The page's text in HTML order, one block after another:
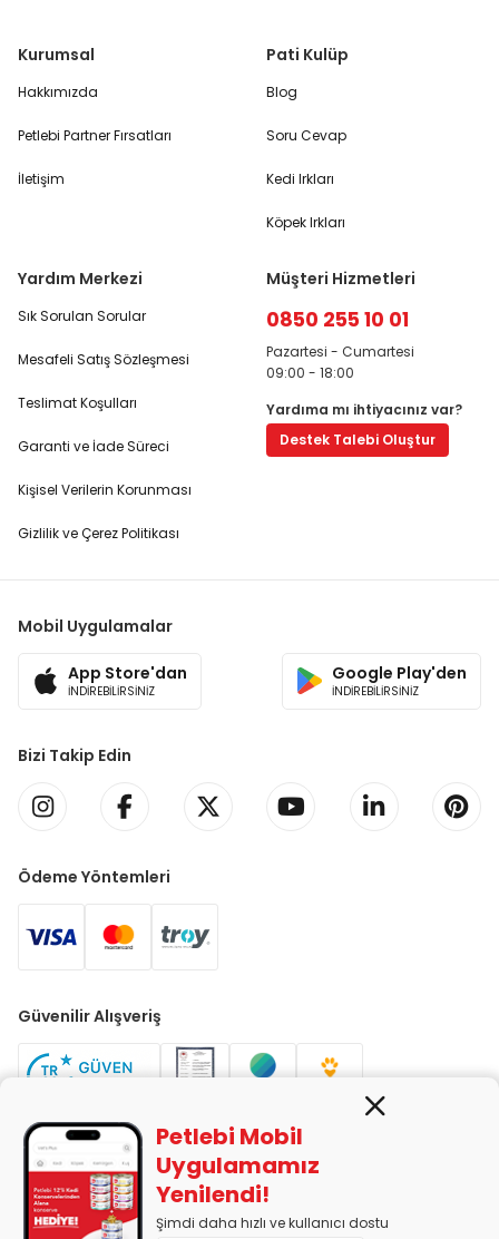
Kurumsal
Hakkımızda
Petlebi Partner Fırsatları
İletişim
Pati Kulüp
Blog
Soru Cevap
Kedi Irkları
Köpek Irkları
Yardım Merkezi
Sık Sorulan Sorular
Mesafeli Satış Sözleşmesi
Teslimat Koşulları
Garanti ve İade Süreci
Kişisel Verilerin Korunması
Gizlilik ve Çerez Politikası
Müşteri Hizmetleri
0850 255 10 01
Pazartesi - Cumartesi
09:00 - 18:00
Yardıma mı ihtiyacınız var?
Destek Talebi Oluştur
Mobil Uygulamalar
App Store'dan
İNDİREBİLİRSİNİZ
Google Play'den
İNDİREBİLİRSİNİZ
Bizi Takip Edin
Ödeme Yöntemleri
Güvenilir Alışveriş
PETLEBİ EVCİL HAYVAN ÜRÜNLERİ PAZ. SAN. TİC. LTD. ŞTİ. Alaşarköy
Mah. 1. Alaşar Cad. No: 9 Osmangazi/Bursa
Petlebi Mobil
Uygulamamız
Yenilendi!
Şimdi daha hızlı ve kullanıcı dostu